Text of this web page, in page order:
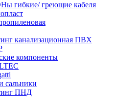
гибкие/ греющие кабеля
канализационная ПВХ
компоненты
сальники
ПНД